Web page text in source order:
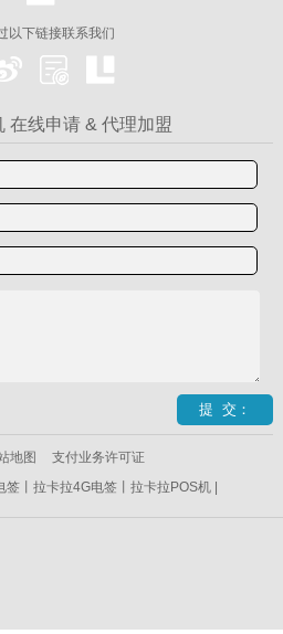
以下链接联系我们
在线申请 & 代理加盟
地图
支付业务许可证
丨拉卡拉4G电签丨拉卡拉POS机 |